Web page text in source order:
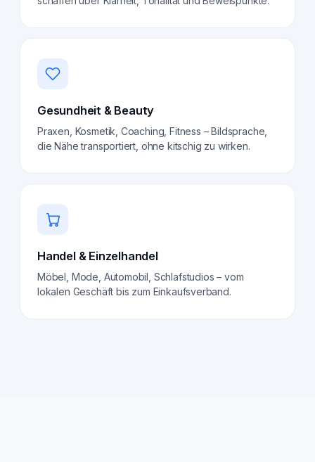
Gesundheit & Beauty
Praxen, Kosmetik, Coaching, Fitness – Bildsprache,
die Nähe transportiert, ohne kitschig zu wirken.
Handel & Einzelhandel
Möbel, Mode, Automobil, Schlafstudios – vom
lokalen Geschäft bis zum Einkaufsverband.